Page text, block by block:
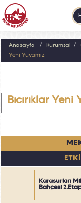
Anasayfa Kurumsal
Yeni Yuvamız
Bıcırıklar Yeni
Karasurları
Bahçesi 2.Etap